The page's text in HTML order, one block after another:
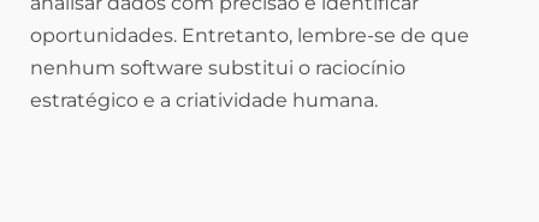
oportunidades. Entretanto, lembre-se de que
nenhum software substitui o raciocínio
estratégico e a criatividade humana.